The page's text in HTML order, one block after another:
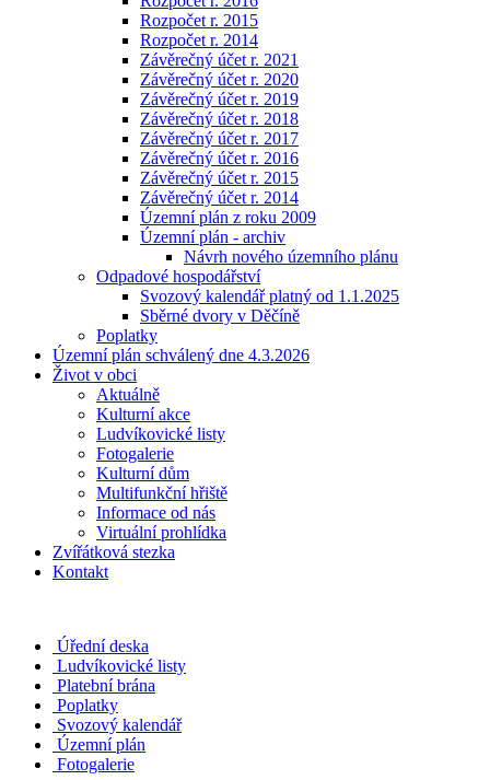
Rozpočet r. 2015
Rozpočet r. 2014
Závěrečný účet r. 2021
Závěrečný účet r. 2020
Závěrečný účet r. 2019
Závěrečný účet r. 2018
Závěrečný účet r. 2017
Závěrečný účet r. 2016
Závěrečný účet r. 2015
Závěrečný účet r. 2014
Územní plán z roku 2009
Územní plán - archiv
Návrh nového územního plánu
Odpadové hospodářství
Svozový kalendář platný od 1.1.2025
Sběrné dvory v Děčíně
Poplatky
Územní plán schválený dne 4.3.2026
Život v obci
Aktuálně
Kulturní akce
Ludvíkovické listy
Fotogalerie
Kulturní dům
Multifunkční hřiště
Informace od nás
Virtuální prohlídka
Zvířátková stezka
Kontakt
Úřední deska
Ludvíkovické listy
Platební brána
Poplatky
Svozový kalendář
Územní plán
Fotogalerie